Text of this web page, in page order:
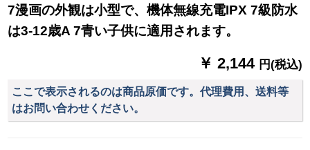
7漫画の外観は小型で、機体無線充電IPX 7級防水
は3-12歳A 7青い子供に適用されます。
￥ 2,144 円(税込)
ここで表示されるのは商品原価です。代理費用、送料等
はお問い合わせください。